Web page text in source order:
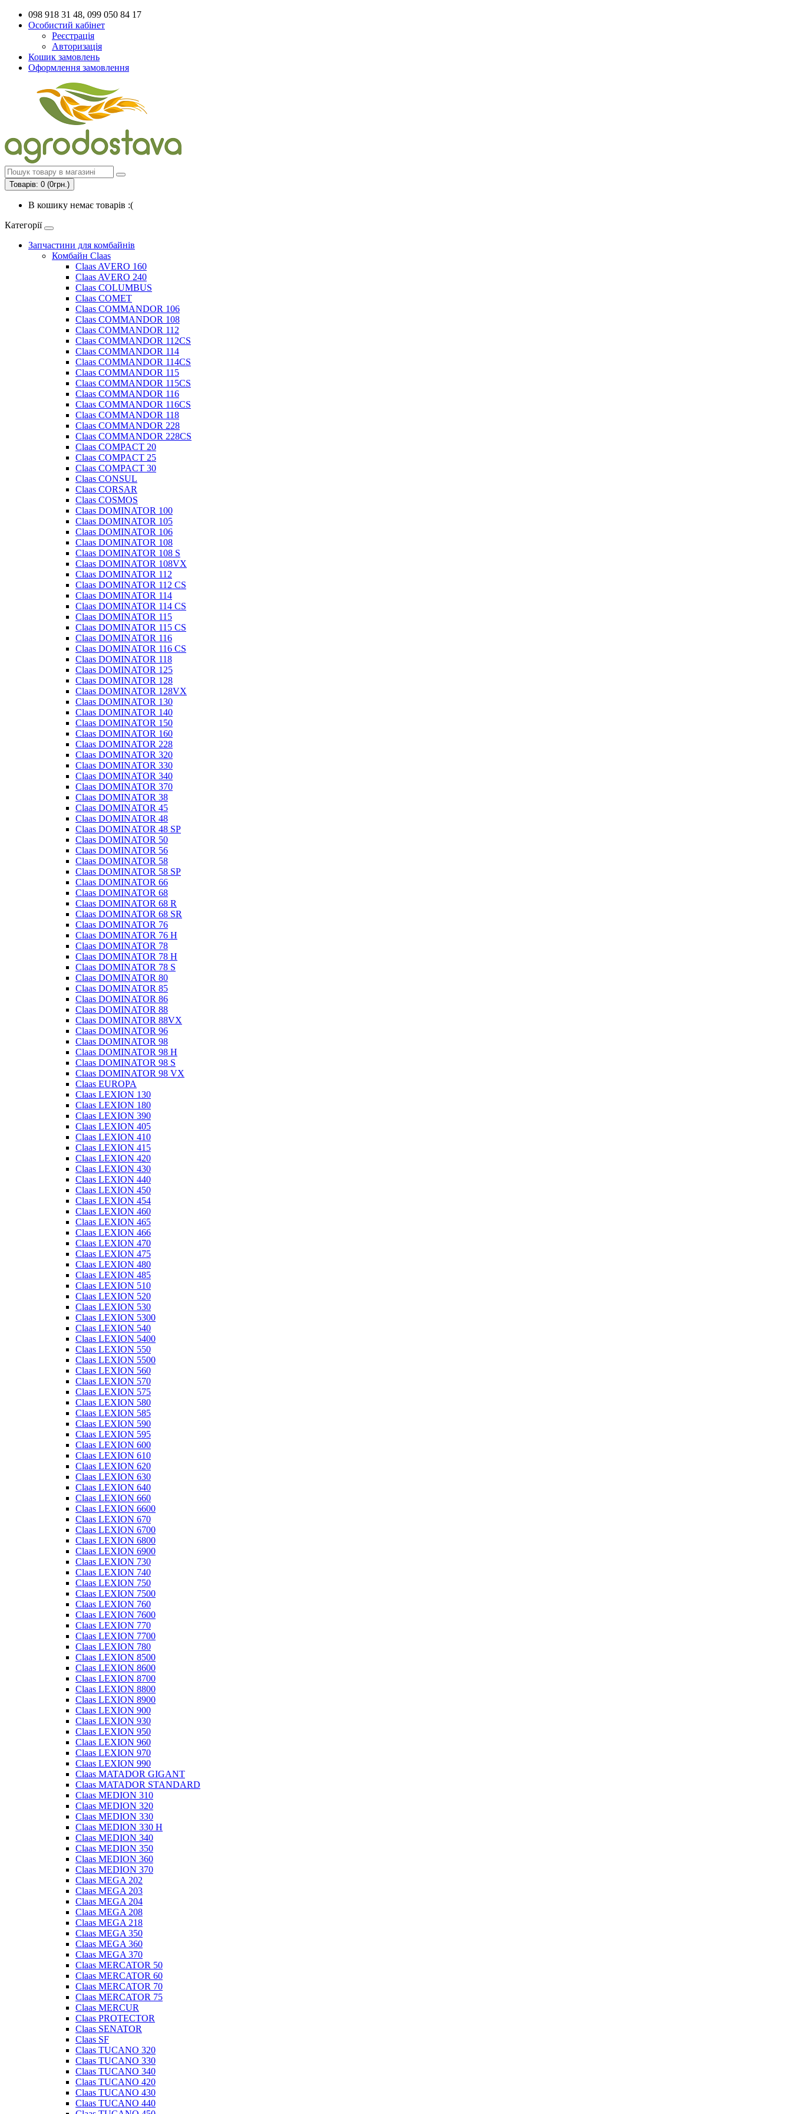
098 918 31 48, 099 050 84 17
Особистий кабінет
Реєстрація
Авторизація
Кошик замовлень
Оформлення замовлення
Товарів: 0 (0грн.)
В кошику немає товарів :(
Категорії
Запчастини для комбайнів
Комбайн Claas
Claas AVERO 160
Claas AVERO 240
Claas COLUMBUS
Claas COMET
Claas COMMANDOR 106
Claas COMMANDOR 108
Claas COMMANDOR 112
Claas COMMANDOR 112CS
Claas COMMANDOR 114
Claas COMMANDOR 114CS
Claas COMMANDOR 115
Claas COMMANDOR 115CS
Claas COMMANDOR 116
Claas COMMANDOR 116CS
Claas COMMANDOR 118
Claas COMMANDOR 228
Claas COMMANDOR 228CS
Claas COMPACT 20
Claas COMPACT 25
Claas COMPACT 30
Claas CONSUL
Claas CORSAR
Claas COSMOS
Claas DOMINATOR 100
Claas DOMINATOR 105
Claas DOMINATOR 106
Claas DOMINATOR 108
Claas DOMINATOR 108 S
Claas DOMINATOR 108VX
Claas DOMINATOR 112
Claas DOMINATOR 112 CS
Claas DOMINATOR 114
Claas DOMINATOR 114 CS
Claas DOMINATOR 115
Claas DOMINATOR 115 CS
Claas DOMINATOR 116
Claas DOMINATOR 116 CS
Claas DOMINATOR 118
Claas DOMINATOR 125
Claas DOMINATOR 128
Claas DOMINATOR 128VX
Claas DOMINATOR 130
Claas DOMINATOR 140
Claas DOMINATOR 150
Claas DOMINATOR 160
Claas DOMINATOR 228
Claas DOMINATOR 320
Claas DOMINATOR 330
Claas DOMINATOR 340
Claas DOMINATOR 370
Claas DOMINATOR 38
Claas DOMINATOR 45
Claas DOMINATOR 48
Claas DOMINATOR 48 SP
Claas DOMINATOR 50
Claas DOMINATOR 56
Claas DOMINATOR 58
Claas DOMINATOR 58 SP
Claas DOMINATOR 66
Claas DOMINATOR 68
Claas DOMINATOR 68 R
Claas DOMINATOR 68 SR
Claas DOMINATOR 76
Claas DOMINATOR 76 H
Claas DOMINATOR 78
Claas DOMINATOR 78 H
Claas DOMINATOR 78 S
Claas DOMINATOR 80
Claas DOMINATOR 85
Claas DOMINATOR 86
Claas DOMINATOR 88
Claas DOMINATOR 88VX
Claas DOMINATOR 96
Claas DOMINATOR 98
Claas DOMINATOR 98 H
Claas DOMINATOR 98 S
Claas DOMINATOR 98 VX
Claas EUROPA
Claas LEXION 130
Claas LEXION 180
Claas LEXION 390
Claas LEXION 405
Claas LEXION 410
Claas LEXION 415
Claas LEXION 420
Claas LEXION 430
Claas LEXION 440
Claas LEXION 450
Claas LEXION 454
Claas LEXION 460
Claas LEXION 465
Claas LEXION 466
Claas LEXION 470
Claas LEXION 475
Claas LEXION 480
Claas LEXION 485
Claas LEXION 510
Claas LEXION 520
Claas LEXION 530
Claas LEXION 5300
Claas LEXION 540
Claas LEXION 5400
Claas LEXION 550
Claas LEXION 5500
Claas LEXION 560
Claas LEXION 570
Claas LEXION 575
Claas LEXION 580
Claas LEXION 585
Claas LEXION 590
Claas LEXION 595
Claas LEXION 600
Claas LEXION 610
Claas LEXION 620
Claas LEXION 630
Claas LEXION 640
Claas LEXION 660
Claas LEXION 6600
Claas LEXION 670
Claas LEXION 6700
Claas LEXION 6800
Claas LEXION 6900
Claas LEXION 730
Claas LEXION 740
Claas LEXION 750
Claas LEXION 7500
Claas LEXION 760
Claas LEXION 7600
Claas LEXION 770
Claas LEXION 7700
Claas LEXION 780
Claas LEXION 8500
Claas LEXION 8600
Claas LEXION 8700
Claas LEXION 8800
Claas LEXION 8900
Claas LEXION 900
Claas LEXION 930
Claas LEXION 950
Claas LEXION 960
Claas LEXION 970
Claas LEXION 990
Claas MATADOR GIGANT
Claas MATADOR STANDARD
Claas MEDION 310
Claas MEDION 320
Claas MEDION 330
Claas MEDION 330 H
Claas MEDION 340
Claas MEDION 350
Claas MEDION 360
Claas MEDION 370
Claas MEGA 202
Claas MEGA 203
Claas MEGA 204
Claas MEGA 208
Claas MEGA 218
Claas MEGA 350
Claas MEGA 360
Claas MEGA 370
Claas MERCATOR 50
Claas MERCATOR 60
Claas MERCATOR 70
Claas MERCATOR 75
Claas MERCUR
Claas PROTECTOR
Claas SENATOR
Claas SF
Claas TUCANO 320
Claas TUCANO 330
Claas TUCANO 340
Claas TUCANO 420
Claas TUCANO 430
Claas TUCANO 440